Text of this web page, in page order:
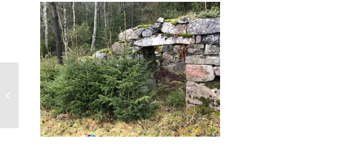
Utökad support hos Net at Once